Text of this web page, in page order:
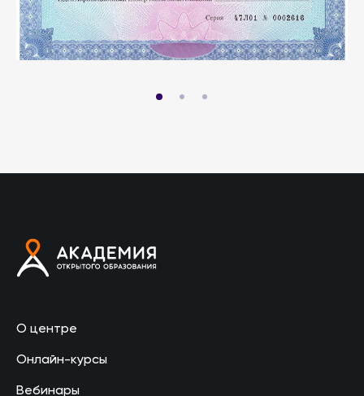
О центре
Онлайн-курсы
Вебинары